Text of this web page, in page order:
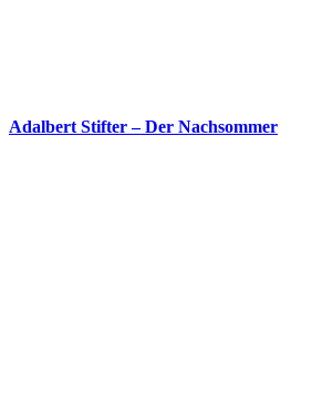
Adalbert Stifter – Der Nachsommer